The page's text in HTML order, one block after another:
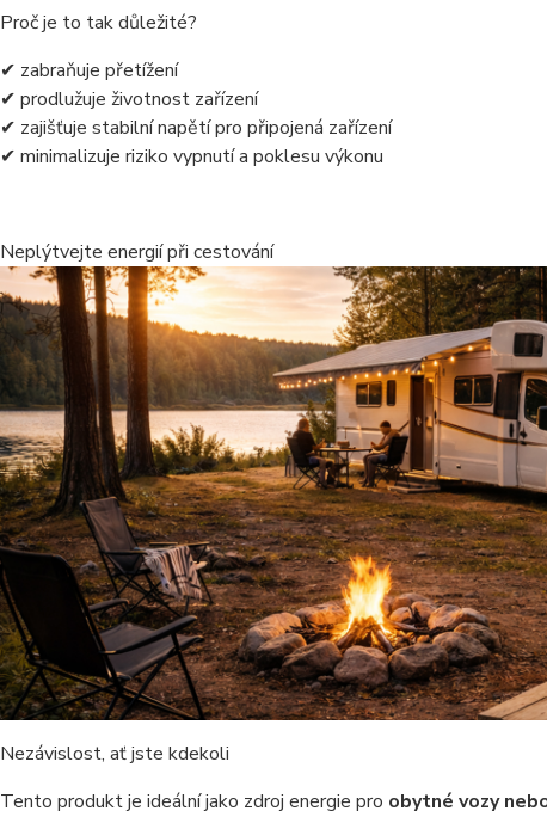
Proč je to tak důležité?
✔ zabraňuje přetížení
✔ prodlužuje životnost zařízení
✔ zajišťuje stabilní napětí pro připojená zařízení
✔ minimalizuje riziko vypnutí a poklesu výkonu
Neplýtvejte energií při cestování
Nezávislost, ať jste kdekoli
Tento produkt je ideální jako zdroj energie pro obytné vozy